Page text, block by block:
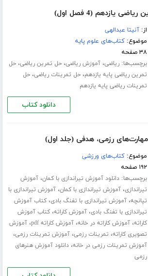
یازدهم (4 فصل اول)
از:آنیتا عبدالهی
موضوع:کتاب‌های علوم پایه
۳۸ صفحه
برچسب‌ها:ریاضی،آموزش ریاضی،حل تمرین ریاضی،حل
تمرین ریاضی پایه یازدهم،حل تمرینات ریاضی،حل
تمرینات ریاضی پایه یازدهم
دانلود کتاب
رزمی، هدفی (جلد اول)
موضوع:کتاب‌های ورزشی
۱۹۲ صفحه
برچسب‌ها:دانلود آموزش تیراندازی با کمان،آموزش
تیراندازی،آموزش تیراندازی با کمان،آموزش تیراندازی با
تپانچه،آموزش تیراندازی با تفنگ بادی،کتاب آموزش
تیراندازی با تفنگ بادی،آموزش کاراته،کتاب آموزش
کاراته،آموزش کاراته در خانه،آموزش کاراته pdf ،آموزش
تصویری کاراته، تمرینات رزمی،آموزش تمرینات رزمی،
آموزش تمرینات رزمی در خانه،دانلود آموزش هنرهای
رزمی